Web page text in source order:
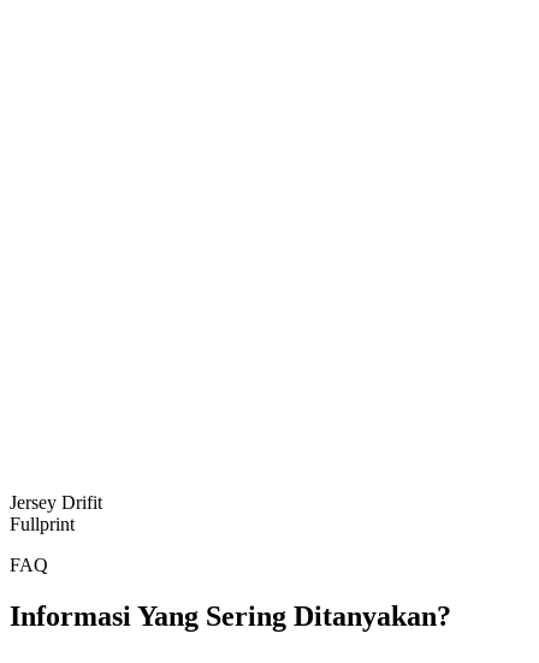
Jersey Drifit
Fullprint
FAQ
Informasi Yang Sering Ditanyakan?